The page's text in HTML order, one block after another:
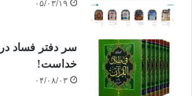
۰۵/۰۳/۱۹
سر دفتر فساد
خداست‌!
۰۴/۰۸/۰۳